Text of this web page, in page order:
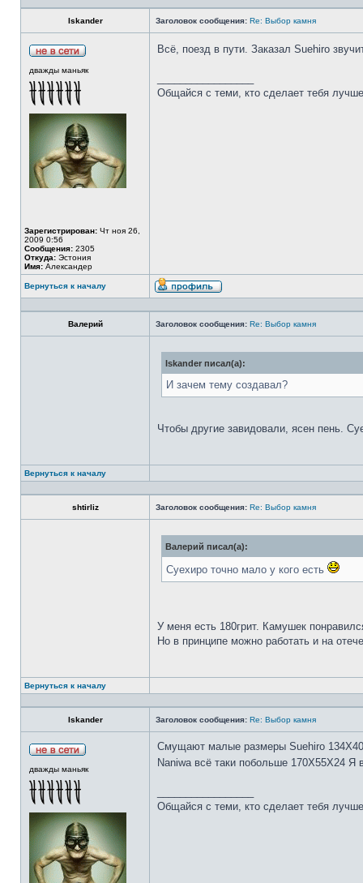
Iskander Заголовок сообщения: Re: Выбор камня
дважды маньяк
Зарегистрирован: Чт ноя 26,
2009 0:56
Сообщения: 2305
Откуда: Эстония
Имя: Александер
Всё, поезд в пути. Заказал Suehiro
Общайся с теми, кто сделает тебя
Вернуться к началу
Валерий Заголовок сообщения: Re: Выбор камня
Iskander писал(а):
И зачем тему создавал?
Чтобы другие завидовали, ясен пень.
Вернуться к началу
shtirliz Заголовок сообщения: Re: Выбор камня
Валерий писал(а):
Суехиро точно мало у кого есть
У меня есть 180грит. Камушек
Но в принципе можно работать и на
Вернуться к началу
Iskander Заголовок сообщения: Re: Выбор камня
дважды маньяк
Смущают малые размеры Suehiro
Naniwa всё таки побольше 170Х55Х24 Я
Общайся с теми, кто сделает тебя